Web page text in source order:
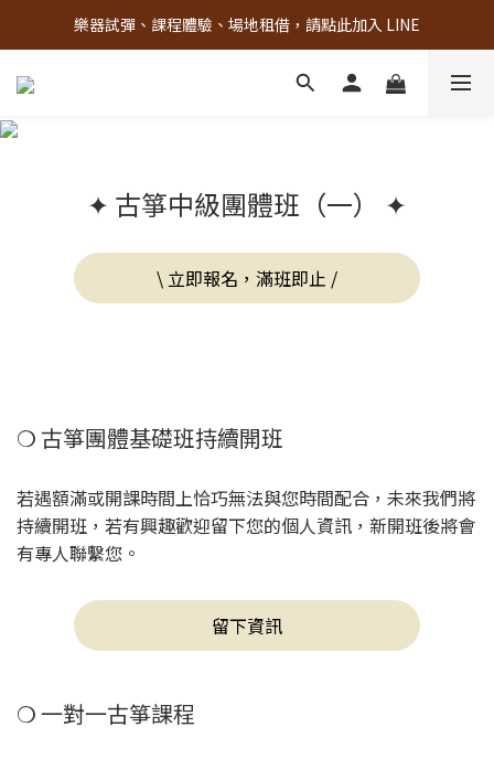
古亭門市 + 先進音樂教室週末假日皆有營業
古亭門市 + 先進音樂教室週末假日皆有營業
✦ 古箏中級團體班（一） ✦
\ 立即報名，滿班即止 /
❍ 古箏團體基礎班持續開班
若遇額滿或開課時間上恰巧無法與您時間配合，未來我們將
持續開班，若有興趣歡迎留下您的個人資訊，新開班後將會
有專人聯繫您。
留下資訊
❍ 一對一古箏課程